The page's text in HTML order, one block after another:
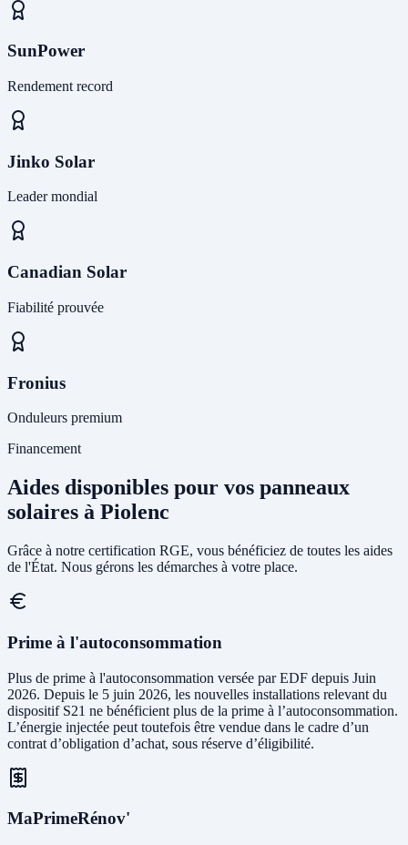
SunPower
Rendement record
Jinko Solar
Leader mondial
Canadian Solar
Fiabilité prouvée
Fronius
Onduleurs premium
Financement
Aides disponibles pour vos panneaux
solaires à Piolenc
Grâce à notre certification RGE, vous bénéficiez de toutes les aides
de l'État. Nous gérons les démarches à votre place.
Prime à l'autoconsommation
Plus de prime à l'autoconsommation versée par EDF depuis Juin
2026. Depuis le 5 juin 2026, les nouvelles installations relevant du
dispositif S21 ne bénéficient plus de la prime à l’autoconsommation.
L’énergie injectée peut toutefois être vendue dans le cadre d’un
contrat d’obligation d’achat, sous réserve d’éligibilité.
MaPrimeRénov'